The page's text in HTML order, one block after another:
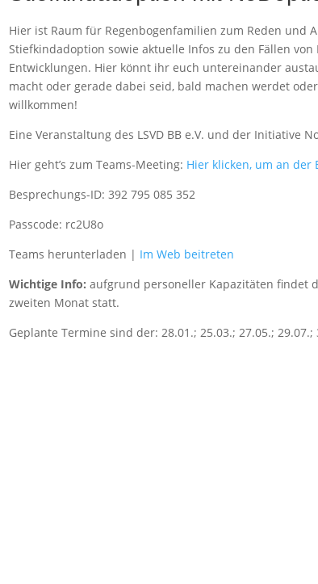
Hier ist Raum für Regenbogenfamilien zum Reden und
Stiefkindadoption sowie aktuelle Infos zu den Fällen
Entwicklungen. Hier könnt ihr euch untereinander
macht oder gerade dabei seid, bald machen werdet
willkommen!
Eine Veranstaltung des LSVD BB e.V. und der Initiative
Hier geht’s zum Teams-Meeting: Hier klicken, um an der
Besprechungs-ID: 392 795 085 352
Passcode: rc2U8o
Teams herunterladen | Im Web beitreten
Wichtige Info: aufgrund personeller Kapazitäten findet
zweiten Monat statt.
Geplante Termine sind der: 28.01.; 25.03.; 27.05.;